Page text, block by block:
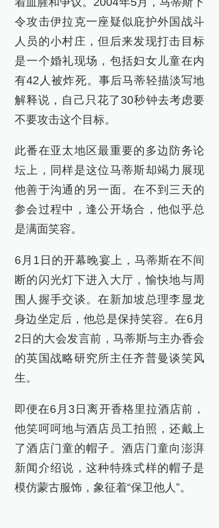
令攻击伊拉克一座疑似庇护外国战斗
人员的小村庄，但后来发现打击目标
是一个婚礼现场，包括妇女儿童在内
有42人被炸死。事后马蒂轻描淡写地
解释说，自己只花了30秒钟去考虑要
不要攻击这个目标。
此番在亚太地区最重要的多边防务论
坛上，同样是这位马蒂斯却竭力展现
他善于沟通的另一面。在不到三天的
参会过程中，逢公开场合，他似乎总
是满面笑容。
6月1日的开幕晚宴上，马蒂斯在不间
断的闪光灯下进入大厅，愉快地与周
围人握手交谈。在新加坡总理李显龙
身边坐定后，他总是保持笑容。在6月
2日的大会发言前，马蒂斯与主办香会
的英国战略研究所主任齐普曼谈笑风
生。
即便在6月3日离开香格里拉酒店前，
他笑呵呵地与酒店员工拍照，还戴上
了酒店门童的帽子。酒店门童向澎湃
新闻介绍说，这种特殊式样的帽子是
模仿蒙古服饰，象征着“保卫他人”。